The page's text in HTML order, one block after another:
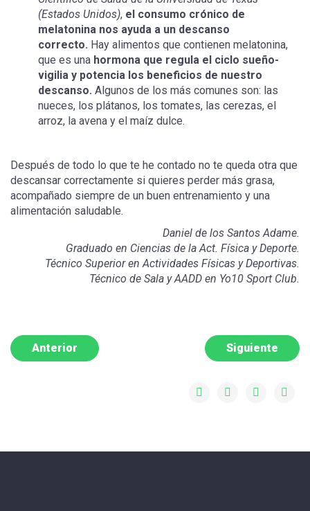
(Estados Unidos), el consumo crónico de
melatonina nos ayuda a un descanso
correcto. Hay alimentos que contienen melatonina,
que es una hormona que regula el ciclo sueño-
vigilia y potencia los beneficios de nuestro
descanso. Algunos de los más comunes son: las
nueces, los plátanos, los tomates, las cerezas, el
arroz, la avena y el maíz dulce.
Después de todo lo que te he contado no te queda otra que
descansar correctamente si quieres perder más grasa,
acompañado siempre de un buen entrenamiento y una
alimentación saludable.
Daniel de los Santos Adame.
Graduado en Ciencias de la Act. Física y Deporte.
Técnico Superior en Actividades Físicas y Deportivas.
Técnico de Sala y AADD en Yo10 Sport Club.
Anterior Siguiente